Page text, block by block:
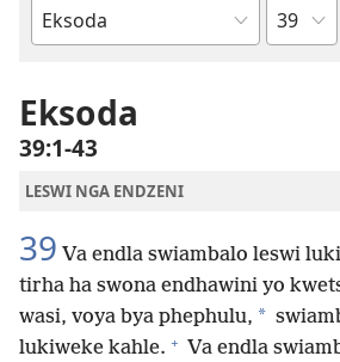
Bible
Ndzima
Eksoda
39:1-43
LESWI NGA ENDZENI
39 Va endla swiambalo leswi
tirha ha swona endhawini yo
wasi, voya bya phephulu, *
lukiweke kahle. + Va endla